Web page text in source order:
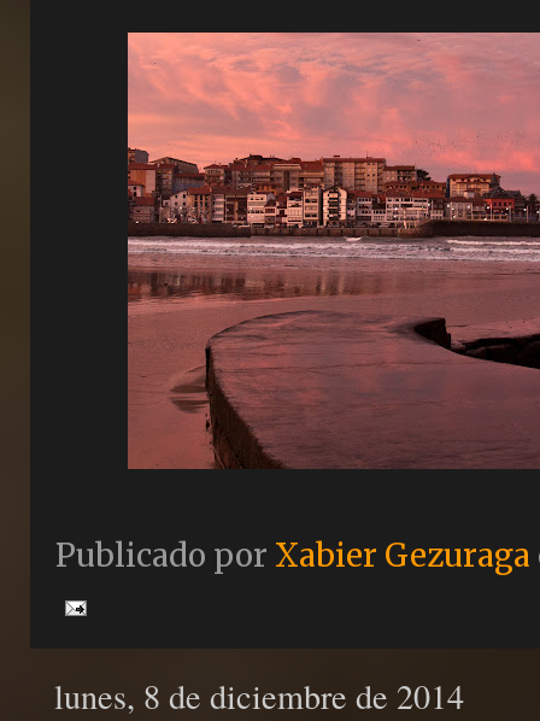
Publicado por Xabier Gezuraga
lunes, 8 de diciembre de 2014